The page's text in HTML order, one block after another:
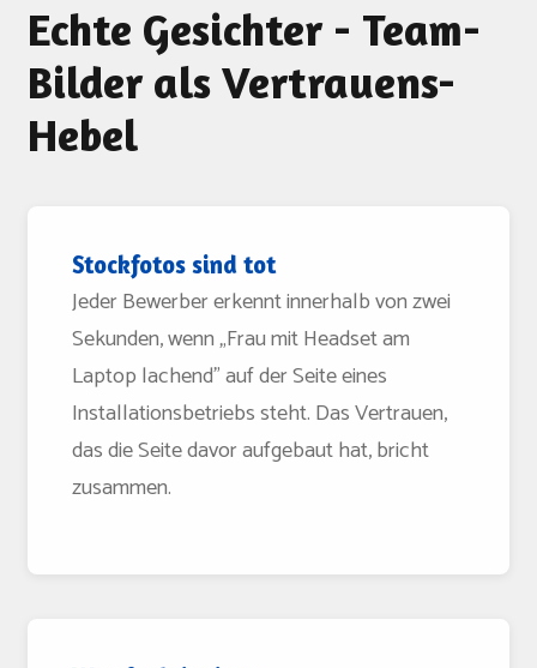
Echte Gesichter - Team-
Bilder als Vertrauens-
Hebel
Stockfotos sind tot
Jeder Bewerber erkennt innerhalb von zwei
Sekunden, wenn „Frau mit Headset am
Laptop lachend" auf der Seite eines
Installationsbetriebs steht. Das Vertrauen,
das die Seite davor aufgebaut hat, bricht
zusammen.